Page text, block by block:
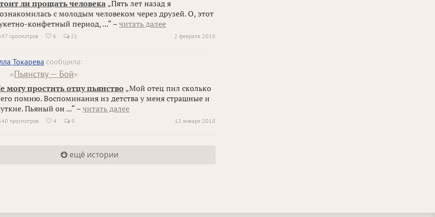
ли прощать человека „Пять лет назад я
с молодым человеком через друзей. О, этот
конфетный период, ...“ – читать далее
2 февраля 2018
просмотров  6 21
Токарева сообщила:
«Пьянству — Бой»
могу простить отцу пьянство „Мой отец пил сколько
помню. Воспоминания из детства у меня страшные и
Пьяный он ...“ – читать далее
12 января 2018
просмотров  4 9
ещё истории